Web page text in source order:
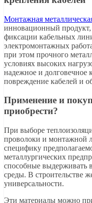
Монтажная
инновационный продукт,
фиксации кабельных
электромонтажных
при этом прочного
условиях высоких
надежное и долговечное
повреждение кабелей и
Применение и
приобрести?
При выборе
проволоки и монтажной
специфику
металлургических
способные выдерживать
среды. В строительстве
универсальности.
Эти материалы можно